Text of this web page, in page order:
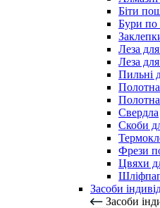
Біти
Бури по
Леза
Леза
Пильні
Полотна
Свердла
Скоби
Фрези
Цвяхи
Засоби
Засоби